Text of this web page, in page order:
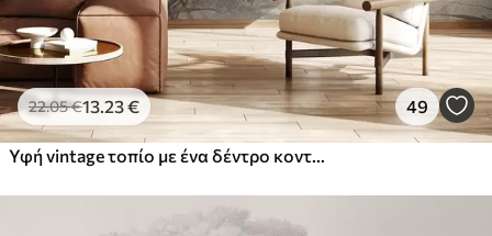
22.05€13 .23€ 49